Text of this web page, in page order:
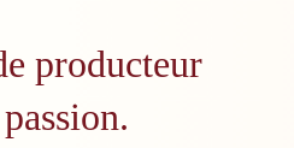
producteur